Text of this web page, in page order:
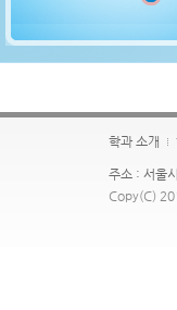
학과 소개
주소 : 서울
Copy(C)